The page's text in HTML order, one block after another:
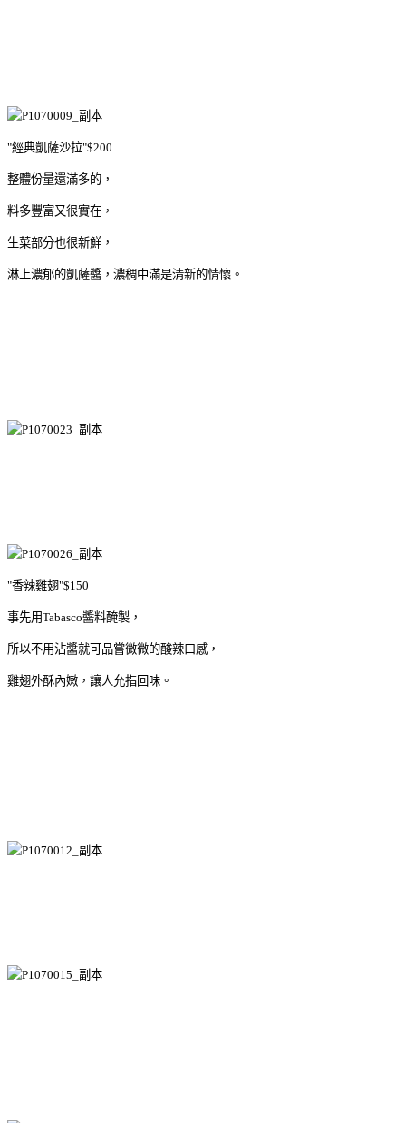
"經典凱薩沙拉"$200
整體份量還滿多的，
料多豐富又很實在，
生菜部分也很新鮮，
淋上濃郁的凱薩醬，濃稠中滿是清新的情懷。
"香辣雞翅"$150
事先用Tabasco醬料醃製，
所以不用沾醬就可品嘗微微的酸辣口感，
雞翅外酥內嫩，讓人允指回味。